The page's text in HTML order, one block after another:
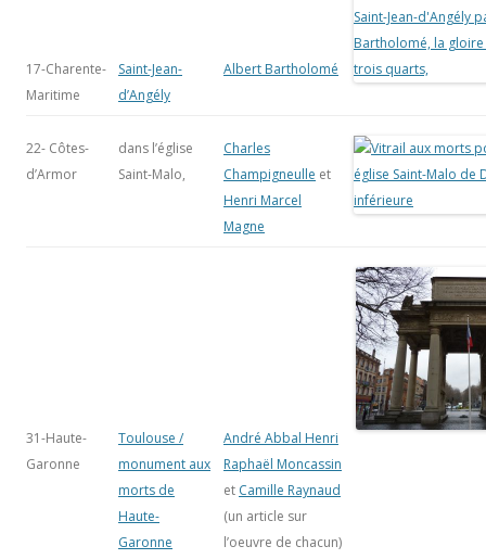
17-Charente-
Maritime
Saint-Jean-
d’Angély
Albert Bartholomé
22- Côtes-
d’Armor
dans l’église
Saint-Malo,
Charles
Champigneulle et
Henri Marcel
Magne
31-Haute-
Garonne
Toulouse /
monument aux
morts de
Haute-
Garonne
André Abbal Henri
Raphaël Moncassin
et Camille Raynaud
(un article sur
l’oeuvre de chacun)